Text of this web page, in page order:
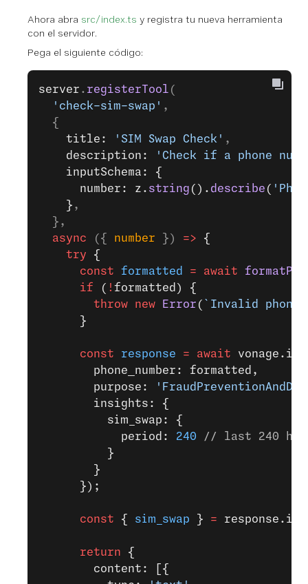
Ahora abra src/index.ts y registra tu nueva herramienta
con el servidor.
Pega el siguiente código:
server . registerTool (
  'check-sim-swap'
,
  {
    title:
'SIM Swap Check' ,
    description:
'Check if a phone
    inputSchema: {
      number: z.
string (). describe (
    }
,
  },
  async
({ number }) => {
    try
{
      const
formatted = await
      if
( ! formatted) {
        throw
new Error ( `Invalid phone
      }
      const
response = await
        phone_number: formatted,
        purpose:
        insights: {
          sim_swap: {
            period:
240 // last 240
          }
        }
      });
      const
{ sim_swap } =
      return
{
        content: [{